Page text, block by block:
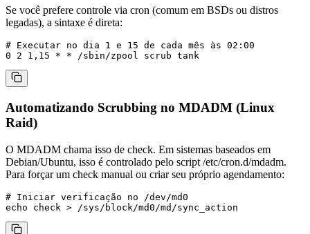
Se você prefere controle via cron (comum em BSDs ou distros
legadas), a sintaxe é direta:
# Executar no dia 1 e 15 de cada mês às 02:00
Automatizando Scrubbing no MDADM (Linux
Raid)
O MDADM chama isso de check. Em sistemas baseados em
Debian/Ubuntu, isso é controlado pelo script /etc/cron.d/mdadm.
Para forçar um check manual ou criar seu próprio agendamento:
# Iniciar verificação no /dev/md0